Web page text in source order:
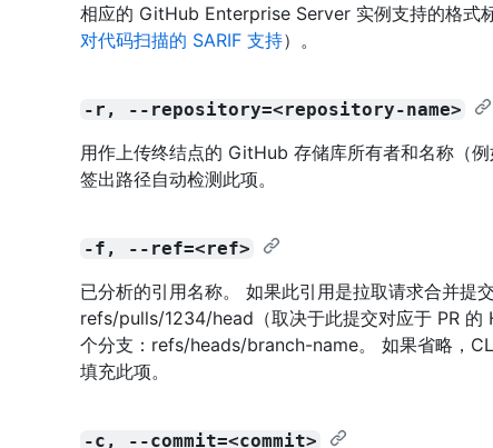
相应的 GitHub Enterprise Server 实例支持的格式
对代码扫描的 SARIF 支持）。
-r, --repository=<repository-name>
用作上传终结点的 GitHub 存储库所有者和名称（
签出路径自动检测此项。
-f, --ref=<ref>
已分析的引用名称。 如果此引用是拉取请求合并
refs/pulls/1234/head（取决于此提交对应于 PR 的
个分支：refs/heads/branch-name。 如果省略，
填充此项。
-c, --commit=<commit>